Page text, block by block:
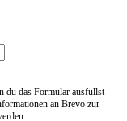
du das Formular ausfüllst
an Brevo zur